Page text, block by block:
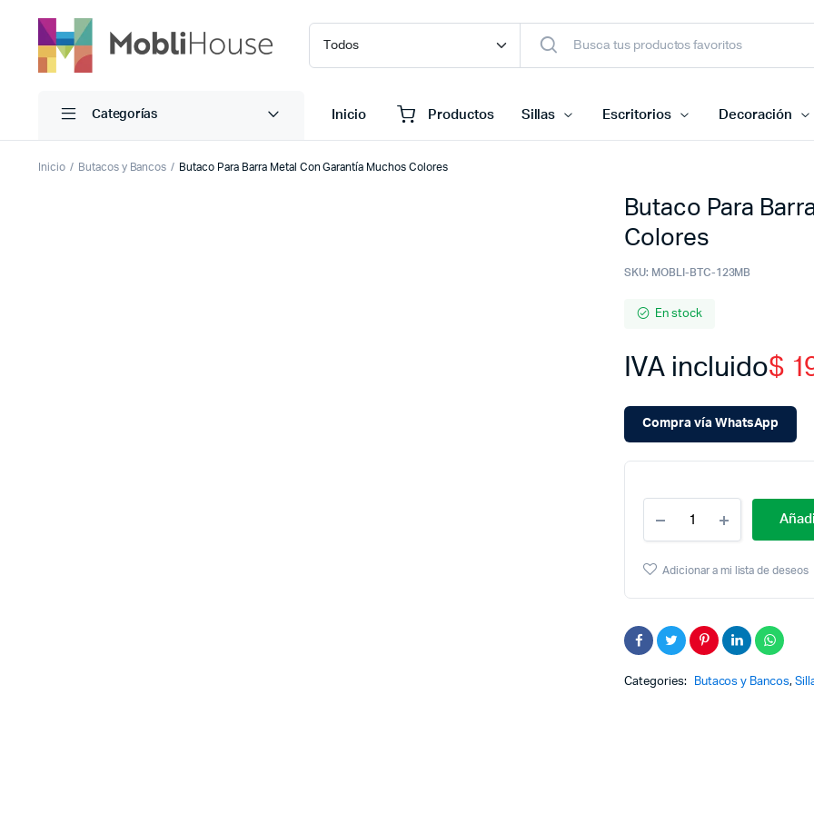
Categorías Inicio Productos Sillas Escritorios Decoración
Inicio Butacos y Bancos Butaco Para Barra Metal Con Garantía Muchos Colores
Butaco Para
Colores
SKU: MOBLI-BTC-123MB
En stock
$
IVA incluido
Compra vía WhatsApp
Butaco
Para
Metal
Muchos
Colores
Adicionar a mi lista de deseos
Categories: Butacos y Bancos,